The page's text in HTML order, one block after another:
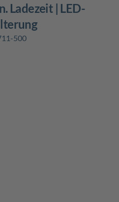
Ladezeit | LED-
500